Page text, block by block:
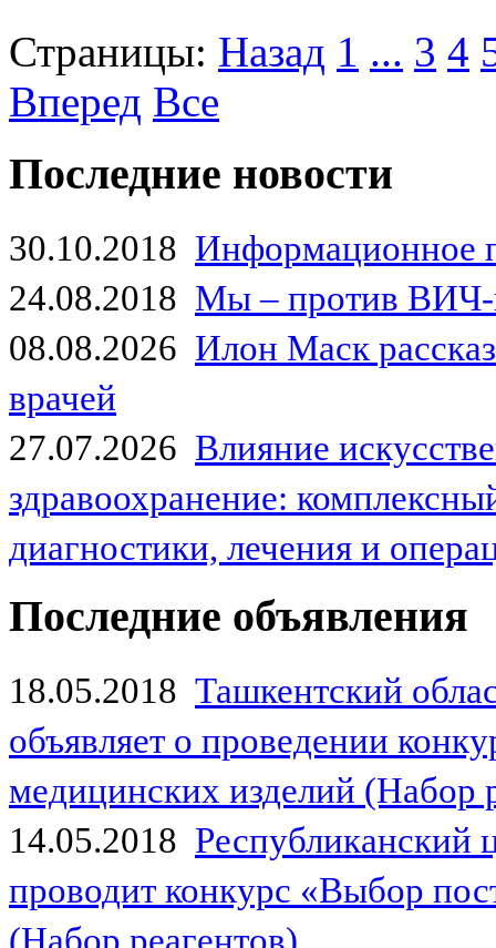
Страницы: Назад 1 ... 3 4
Вперед Все
Последние новости
30.10.2018 Информационное
24.08.2018 Мы – против
08.08.2026 Илон Маск
врачей
27.07.2026 Влияние
здравоохранение:
диагностики, лечения и
Последние объявления
18.05.2018 Ташкентский
объявляет о проведении
медицинских изделий (Набор
14.05.2018
проводит конкурс «Выбор